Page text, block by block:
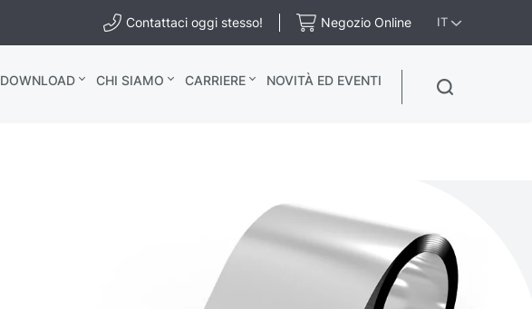
Contattaci oggi stesso! Negozio Online IT
DOWNLOAD CHI SIAMO CARRIERE NOVITÀ ED EVENTI